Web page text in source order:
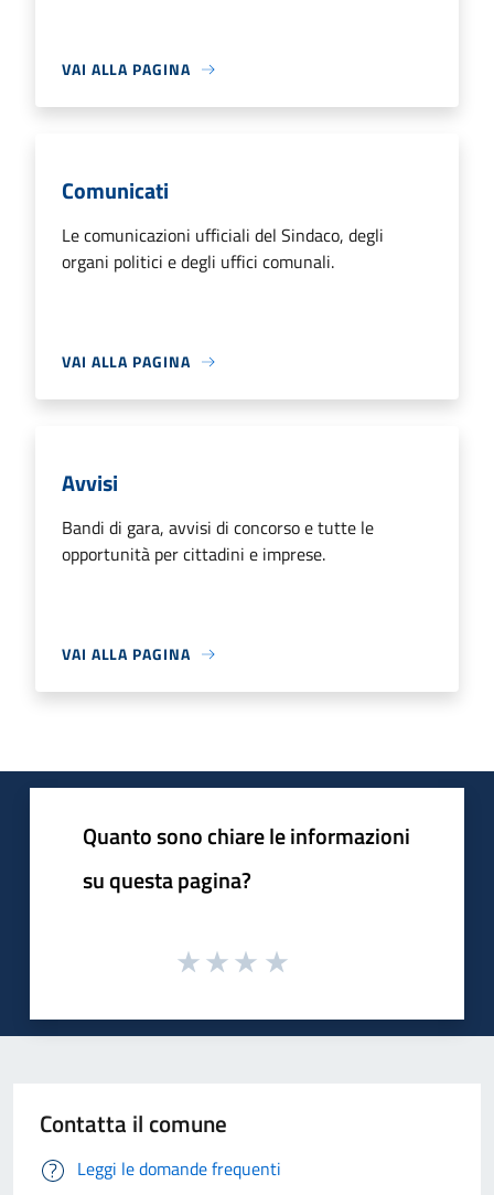
VAI ALLA PAGINA
Comunicati
Le comunicazioni ufficiali del Sindaco, degli
organi politici e degli uffici comunali.
VAI ALLA PAGINA
Avvisi
Bandi di gara, avvisi di concorso e tutte le
opportunità per cittadini e imprese.
VAI ALLA PAGINA
Quanto sono chiare le informazioni
su questa pagina?
Contatta il comune
Leggi le domande frequenti